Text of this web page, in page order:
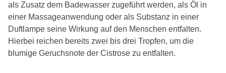
als Zusatz dem Badewasser zugeführt werden, als Öl in
einer Massageanwendung oder als Substanz in einer
Duftlampe seine Wirkung auf den Menschen entfalten.
Hierbei reichen bereits zwei bis drei Tropfen, um die
blumige Geruchsnote der Cistrose zu entfalten.